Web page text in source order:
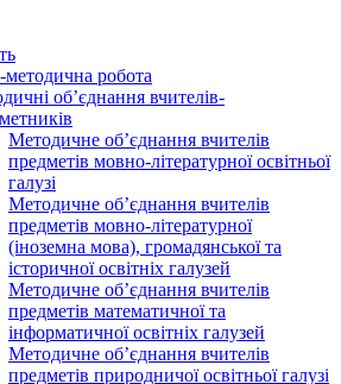
робота
об’єднання вчителів-
Методичне об’єднання вчителів
предметів мовно-літературної освітньої
галузі
Методичне об’єднання вчителів
предметів мовно-літературної
(іноземна мова), громадянської та
історичної освітніх галузей
Методичне об’єднання вчителів
предметів математичної та
інформатичної освітніх галузей
Методичне об’єднання вчителів
предметів природничої освітньої галузі